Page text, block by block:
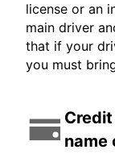
license or an
main driver
that if your
you must
name